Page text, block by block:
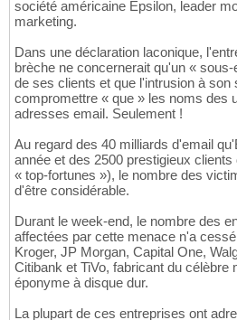
société américaine Epsilon, leader
marketing.
Dans une déclaration laconique,
brèche ne concernerait qu'un «
de ses clients et que l'intrusion à son
compromettre « que » les noms des
adresses email. Seulement !
Au regard des 40 milliards d'email
année et des 2500 prestigieux
« top-fortunes »), le nombre des
d'être considérable.
Durant le week-end, le nombre des
affectées par cette menace n'a
Kroger, JP Morgan, Capital One,
Citibank et TiVo, fabricant du célèbre
éponyme à disque dur.
La plupart de ces entreprises ont